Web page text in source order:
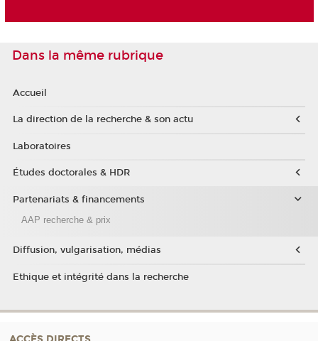
Dans la même rubrique
Accueil
La direction de la recherche & son actu
Laboratoires
Études doctorales & HDR
Partenariats & financements
AAP recherche & prix
Diffusion, vulgarisation, médias
Ethique et intégrité dans la recherche